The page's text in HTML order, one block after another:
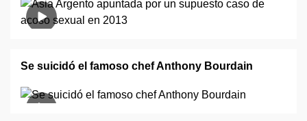
Se suicidó el famoso chef Anthony Bourdain